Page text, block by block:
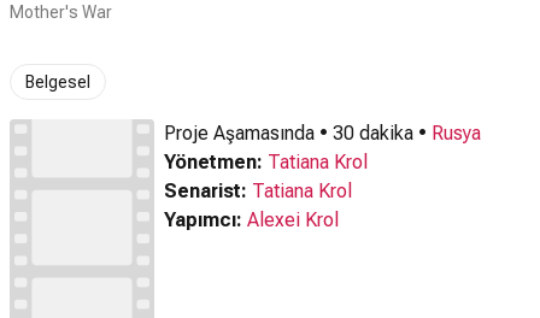
Mother's War
Belgesel
Proje Aşamasında • 30 dakika • Rusya
Yönetmen: Tatiana Krol
Senarist: Tatiana Krol
Yapımcı: Alexei Krol